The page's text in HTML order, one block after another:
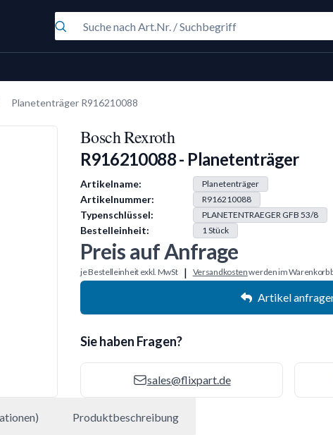
Planetenträger R916210088
Bosch Rexroth
R916210088 - Planetenträger
Produkt Information
Artikelname: Planetenträger
Artikelnummer: R916210088
Typenschlüssel: PLANETENTRAEGER GFB 53/8
Bestelleinheit: 1Stück
Preis auf Anfrage
je Bestelleinheit exkl. MwSt | Versandkostenwerden im Warenkorb
Artikel
Sie haben Fragen?
sales@flixpart.de
Produktbeschreibung